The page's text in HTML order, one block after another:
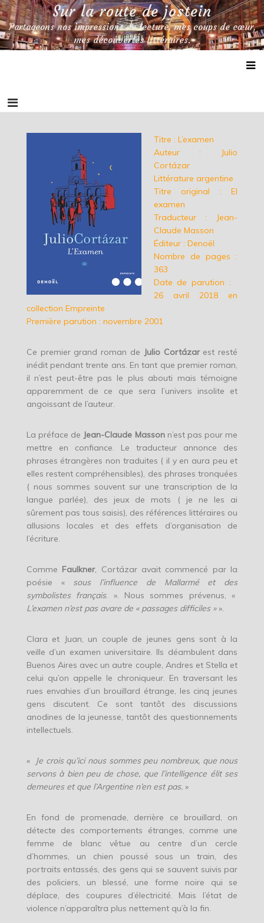
Skip
to
content
Sur la route de jostein
Partageons nos impressions de lecture, mes coups de cœur,
mes découvertes littéraires.
Titre : L’examen
Auteur : Julio
Cortázar
Littérature argentine
Titre original : El
examen
Traducteur : Jean-
Claude Masson
Éditeur : Denoël
Nombre de pages :
363
Date de parution :
26 avril 2018 en
collection Empreinte
Première parution : novembre 2001
Ce premier grand roman de Julio Cortázarest resté
inédit pendant trente ans. En tant que premier roman,
il n’est peut-être pas le plus abouti mais témoigne
apparemment de ce que sera l’univers insolite et
angoissant de l’auteur.
La préface de Jean-Claude Massonn’est pas pour me
mettre en confiance. Le traducteur annonce des
phrases étrangères non traduites ( il y en aura peu et
elles restent compréhensibles), des phrases tronquées
( nous sommes souvent sur une transcription de la
langue parlée), des jeux de mots ( je ne les ai
sûrement pas tous saisis), des références littéraires ou
allusions locales et des effets d’organisation de
l’écriture.
Comme Faulkner, Cortázar avait commencé par la
poésie «sous l’influence de Mallarmé et des
symbolistes français. ». Nous sommes prévenus, «
L’examen n’est pas avare de « passages difficiles »».
Clara et Juan, un couple de jeunes gens sont à la
veille d’un examen universitaire. Ils déambulent dans
Buenos Aires avec un autre couple, Andres et Stella et
celui qu’on appelle le chroniqueur. En traversant les
rues envahies d’un brouillard étrange, les cinq jeunes
gens discutent. Ce sont tantôt des discussions
anodines de la jeunesse, tantôt des questionnements
intellectuels.
«
Je crois qu’ici nous sommes peu nombreux, que nous
servons à bien peu de chose, que l’intelligence élit ses
demeures et que l’Argentine n’en est pas. »
En fond de promenade, derrière ce brouillard, on
détecte des comportements étranges, comme une
femme de blanc vêtue au centre d’un cercle
d’hommes, un chien poussé sous un train, des
portraits entassés, des gens qui se sauvent suivis par
des policiers, un blessé, une forme noire qui se
déplace, des coupures d’électricité. Mais l’état de
violence n’apparaîtra plus nettement qu’à la fin.